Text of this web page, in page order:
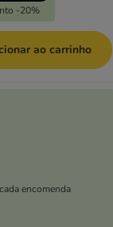
-20%
ao carrinho
encomenda